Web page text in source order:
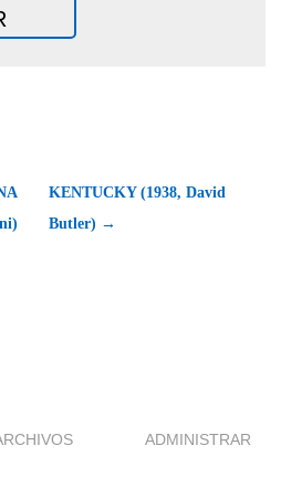
KENTUCKY (1938, David
Butler) →
ADMINISTRAR